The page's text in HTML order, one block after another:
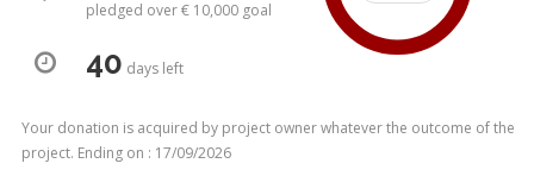
pledged over € 10,000 goal
40 daysleft
Your donation is acquired by project owner whatever the outcome of the
project. Ending on : 17/09/2026